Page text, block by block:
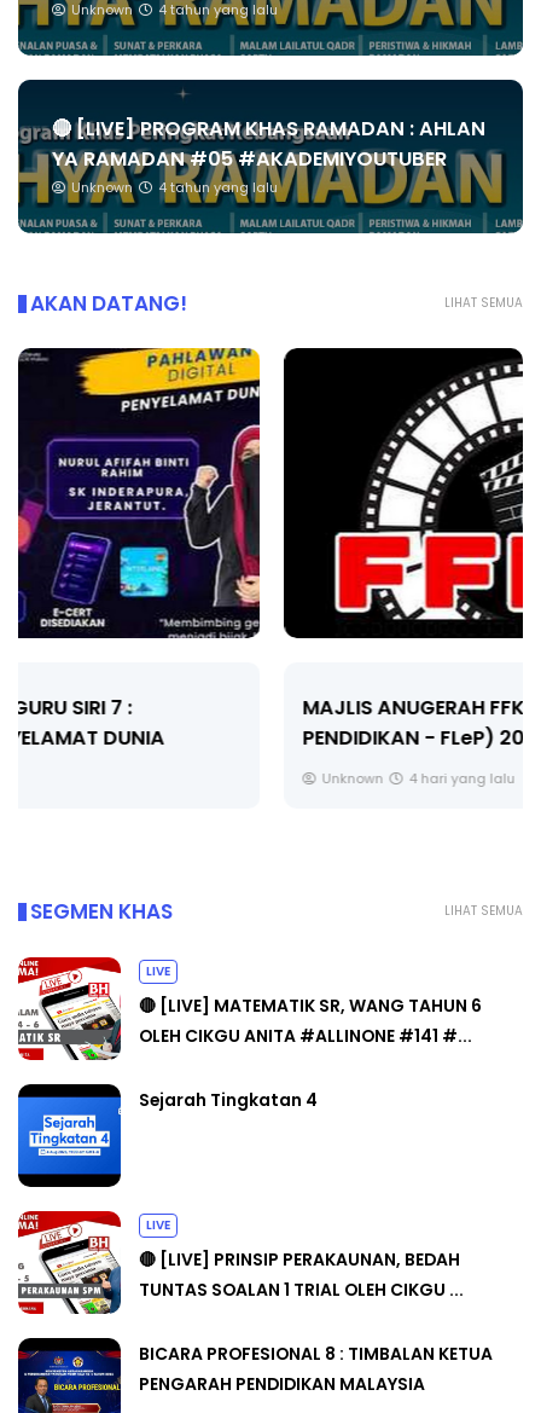
Unknown 4 tahun yang lalu
🔴 [LIVE] PROGRAM KHAS RAMADAN : AHLAN
YA RAMADAN #05 #AKADEMIYOUTUBER
Unknown 4 tahun yang lalu
LIHAT SEMUA
AKAN DATANG!
MAJLIS ANUGERAH FFK (FESTIVAL LENSA
PENDIDIKAN - FLeP) 2026
LIHAT SEMUA
SEGMEN KHAS
LIVE
🔴 [LIVE] MATEMATIK SR, WANG TAHUN 6
OLEH CIKGU ANITA #ALLINONE #141 #...
Sejarah Tingkatan 4
LIVE
🔴 [LIVE] PRINSIP PERAKAUNAN, BEDAH
TUNTAS SOALAN 1 TRIAL OLEH CIKGU ...
BICARA PROFESIONAL 8 : TIMBALAN KETUA
PENGARAH PENDIDIKAN MALAYSIA